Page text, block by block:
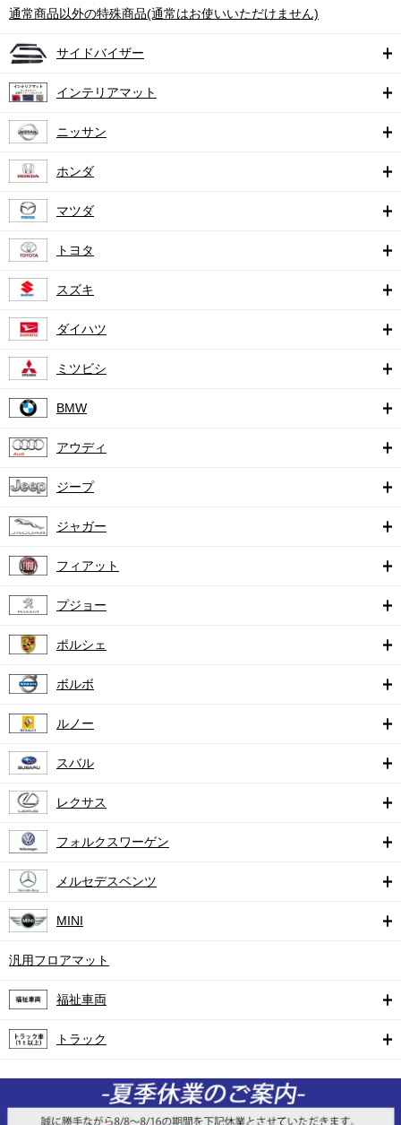
通常商品以外の特殊商品(通常はお使いいただけません)
サイドバイザー
インテリアマット
ニッサン
ホンダ
マツダ
トヨタ
スズキ
ダイハツ
ミツビシ
BMW
アウディ
ジープ
ジャガー
フィアット
プジョー
ポルシェ
ボルボ
ルノー
スバル
レクサス
フォルクスワーゲン
メルセデスベンツ
MINI
汎用フロアマット
福祉車両
トラック